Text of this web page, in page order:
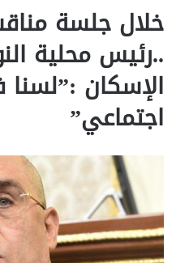
خلال جلسة
..رئيس محلية
الإسكان
اجتماعي”